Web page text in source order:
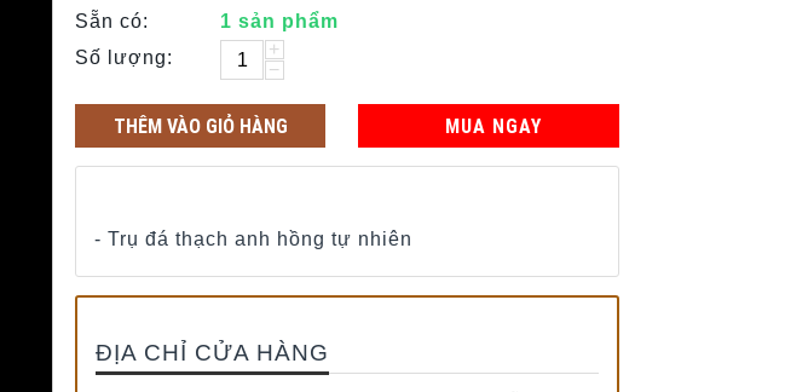
Sẵn có:
1 sản phẩm
Số lượng:
+
−
THÊM VÀO GIỎ HÀNG MUA NGAY
- Trụ đá thạch anh hồng tự nhiên
ĐỊA CHỈ CỬA HÀNG